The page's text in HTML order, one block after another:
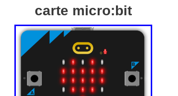
carte micro:bit